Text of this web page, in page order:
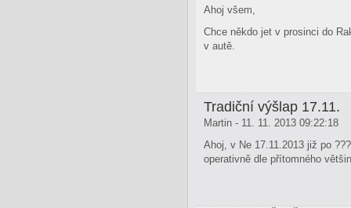
Ahoj všem,
Chce někdo jet v prosinci do
v autě.
Tradiční výšlap 17.11.
Martin - 11. 11. 2013 09:22:18
Ahoj, v Ne 17.11.2013 již po
operativně dle přítomného